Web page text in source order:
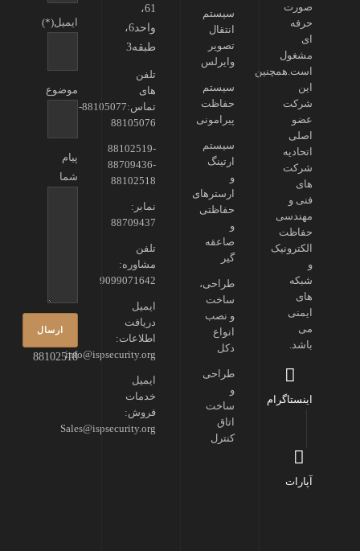
ایمیل(*)
موضوع
پیام
شما
88102518
61،
واحد6،
طبقه3
تلفن
های
تماس:88105077-
88105076
88102519-
88709436-
88102518
نمابر:
88709437
تلفن
مشاوره:
9099071642
ایمیل
دریافت
اطلاعات:
info@ispsecurity.org
ایمیل
خدمات
فروش:
Sales@ispsecurity.org
سیستم
انتقال
تصویر
وایرلس
سیستم
حفاظت
پیرامونی
سیستم
ارتینگ
و
ارسترهای
حفاظتی
و
صاعقه
گیر
طراحی،
ساخت
و نصب
انواع
دکل
طراحی
و
ساخت
اتاق
کنترل
صورت
حرفه
ای
مشغول
است.همچنین
این
شرکت
عضو
اصلی
اتحادیه
شرکت
های
فنی و
مهندسی
حفاظت
الکترونیک
و
شبکه
های
ایمنی
می
باشد.
اینستاگرام
آپارات